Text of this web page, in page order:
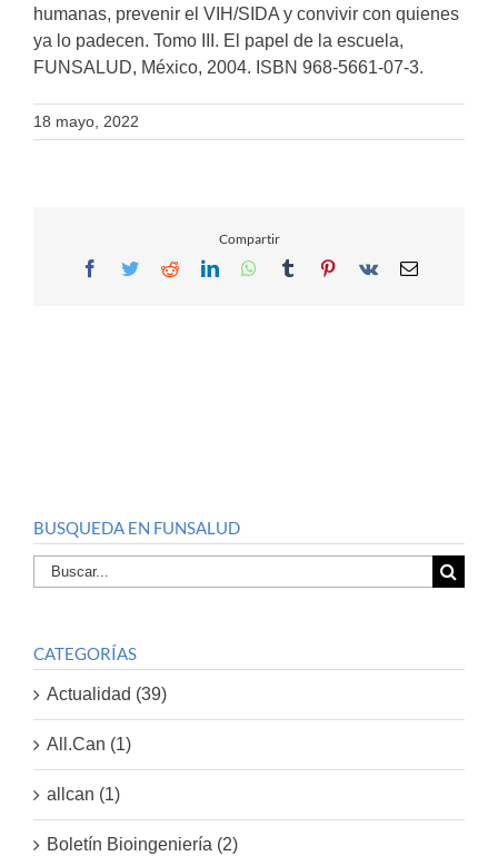
humanas, prevenir el VIH/SIDA y convivir con quienes
ya lo padecen. Tomo III. El papel de la escuela,
FUNSALUD, México, 2004. ISBN 968-5661-07-3.
18 mayo, 2022
Compartir
Facebook
TwitterRedditLinkedInWhatsApp
TumblrPinterest
Vk Email
BUSQUEDA EN FUNSALUD
Buscar
por:
CATEGORÍAS
Actualidad (39)
All.Can (1)
allcan (1)
Boletín Bioingeniería (2)